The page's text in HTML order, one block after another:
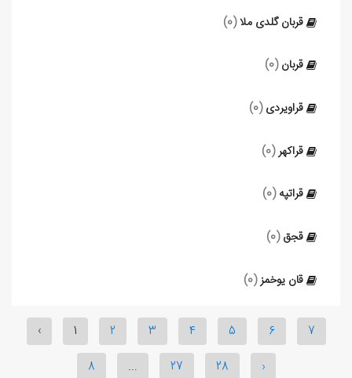
قربان گلدی ملا(0)
قربان (0)
قراویردی (0)
قراکهر(0)
قراتپه (0)
قجق (0)
قان یوخمز(0)
‹ 1 2 3 4 5 6
7
8
... 27 28 ›